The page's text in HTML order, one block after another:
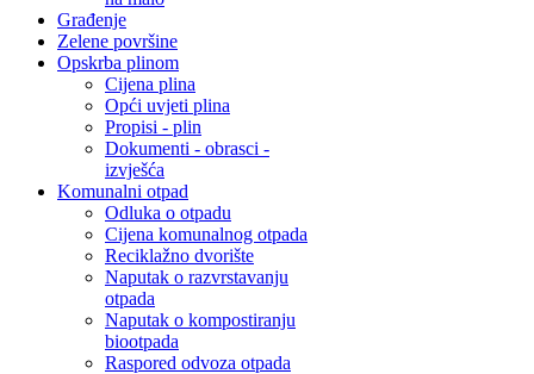
Građenje
Zelene površine
Opskrba plinom
Cijena plina
Opći uvjeti plina
Propisi - plin
Dokumenti - obrasci -
izvješća
Komunalni otpad
Odluka o otpadu
Cijena komunalnog otpada
Reciklažno dvorište
Naputak o razvrstavanju
otpada
Naputak o kompostiranju
biootpada
Raspored odvoza otpada